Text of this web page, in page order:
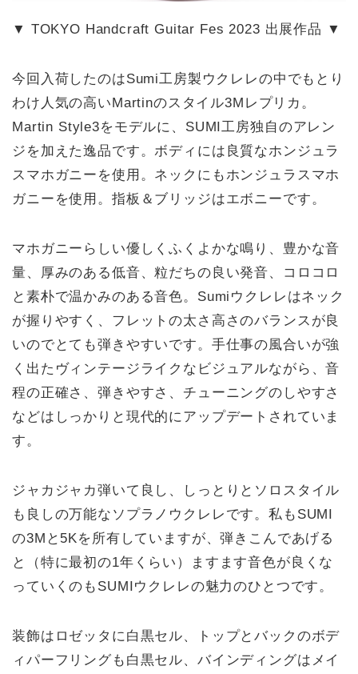
▼ TOKYO Handcraft Guitar Fes 2023 出展作品 ▼
今回入荷したのはSumi工房製ウクレレの中でもとり
わけ人気の高いMartinのスタイル3Mレプリカ。
Martin Style3をモデルに、SUMI工房独自のアレン
ジを加えた逸品です。ボディには良質なホンジュラ
スマホガニーを使用。ネックにもホンジュラスマホ
ガニーを使用。指板＆ブリッジはエボニーです。
マホガニーらしい優しくふくよかな鳴り、豊かな音
量、厚みのある低音、粒だちの良い発音、コロコロ
と素朴で温かみのある音色。Sumiウクレレはネック
が握りやすく、フレットの太さ高さのバランスが良
いのでとても弾きやすいです。手仕事の風合いが強
く出たヴィンテージライクなビジュアルながら、音
程の正確さ、弾きやすさ、チューニングのしやすさ
などはしっかりと現代的にアップデートされていま
す。
ジャカジャカ弾いて良し、しっとりとソロスタイル
も良しの万能なソプラノウクレレです。私もSUMI
の3Mと5Kを所有していますが、弾きこんであげる
と（特に最初の1年くらい）ますます音色が良くな
っていくのもSUMIウクレレの魅力のひとつです。
装飾はロゼッタに白黒セル、トップとバックのボデ
ィパーフリングも白黒セル、バインディングはメイ